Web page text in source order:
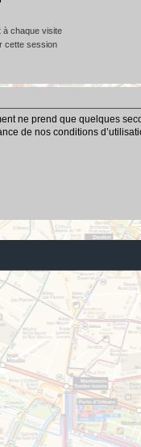
à chaque visite
cette session
ne prend que quelques
de nos conditions